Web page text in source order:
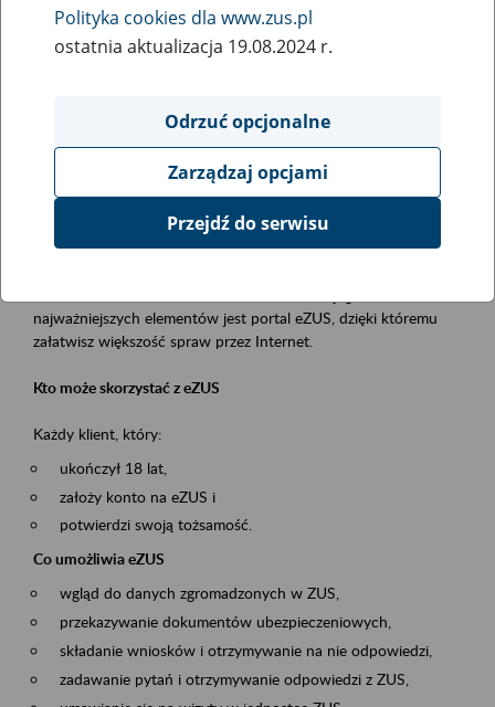
Rodzaj wydarzenia
Szkolenia
Obszar merytoryczny
obsługa klientów
Opis wydarzenia
Platforma Usług Elektronicznych ZUS eZUS
najważniejszych elementów jest portal eZUS, dzięki któremu
załatwisz większość spraw przez Internet.
Kto może skorzystać z eZUS
Każdy klient, który:
ukończył 18 lat,
założy konto na eZUS i
potwierdzi swoją tożsamość.
Co umożliwia eZUS
wgląd do danych zgromadzonych w ZUS,
przekazywanie dokumentów ubezpieczeniowych,
składanie wniosków i otrzymywanie na nie odpowiedzi,
zadawanie pytań i otrzymywanie odpowiedzi z ZUS,
Polityka cookies dla www.zus.pl
ostatnia aktualizacja 19.08.2024 r.
Odrzuć opcjonalne
Zarządzaj opcjami
Przejdź do serwisu